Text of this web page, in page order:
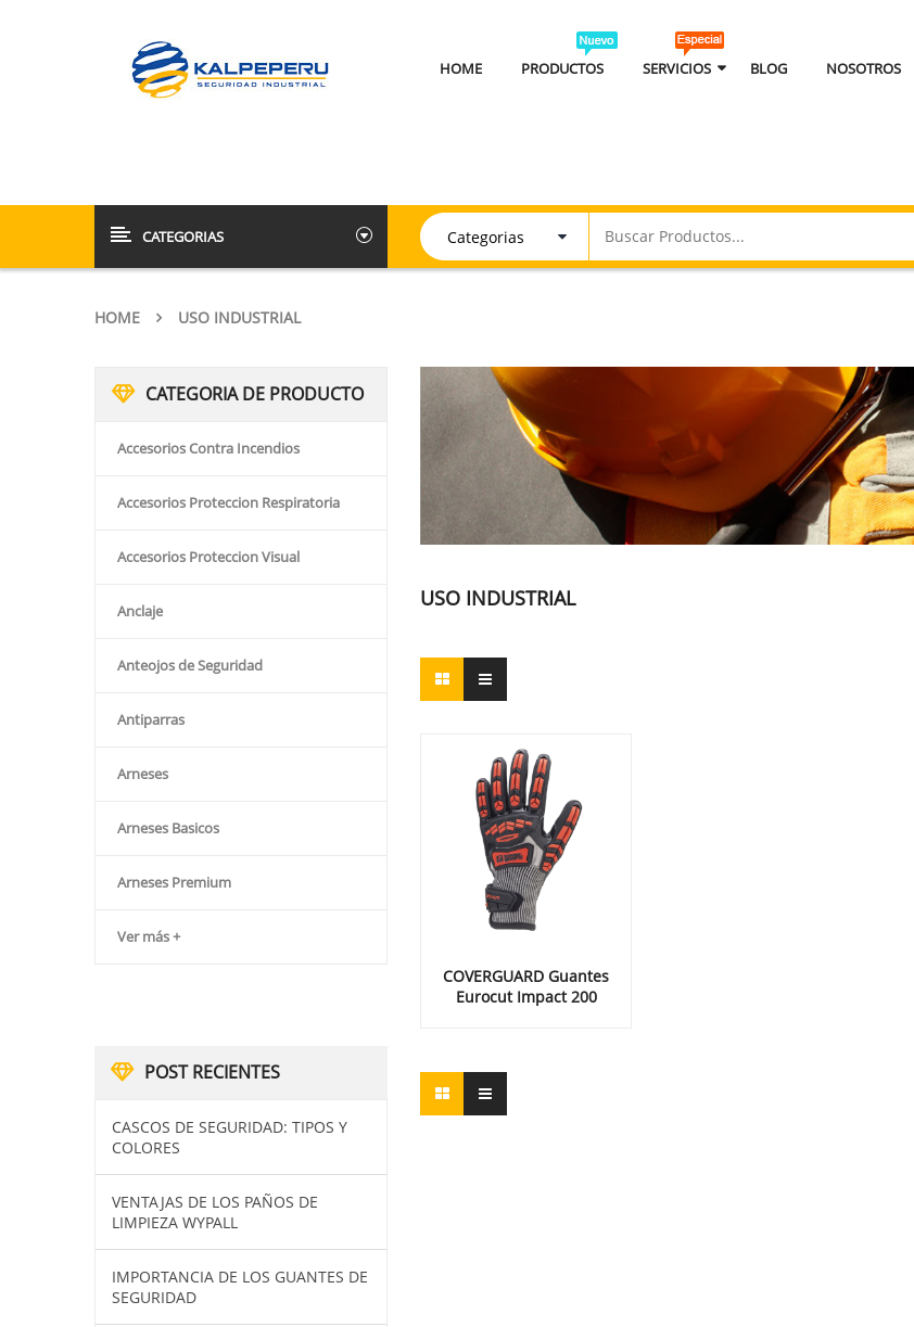
HOME PRODUCTOS SERVICIOS BLOG NOSOTROS
CATEGORIAS
HOME USO INDUSTRIAL
CATEGORIA DE PRODUCTO
Accesorios Contra Incendios
Accesorios Proteccion Respiratoria
Accesorios Proteccion Visual
Anclaje
Anteojos de Seguridad
Antiparras
Arneses
Arneses Basicos
Arneses Premium
Ver más +
POST RECIENTES
CASCOS DE SEGURIDAD: TIPOS Y
COLORES
VENTAJAS DE LOS PAÑOS DE
LIMPIEZA WYPALL
IMPORTANCIA DE LOS GUANTES DE
SEGURIDAD
USO INDUSTRIAL
COVERGUARD Guantes
Eurocut Impact 200